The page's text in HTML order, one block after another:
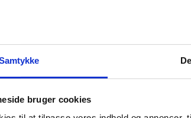
bruger cookies
ligger forude
ser vi frem til at bidrage til